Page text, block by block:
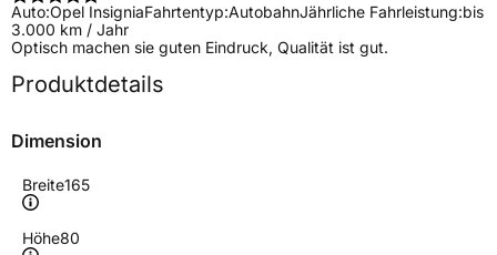
Auto:Opel InsigniaFahrtentyp:AutobahnJährliche Fahrleistung:bis
3.000 km / Jahr
Optisch machen sie guten Eindruck, Qualität ist gut.
Produktdetails
Dimension
Breite165
Höhe80